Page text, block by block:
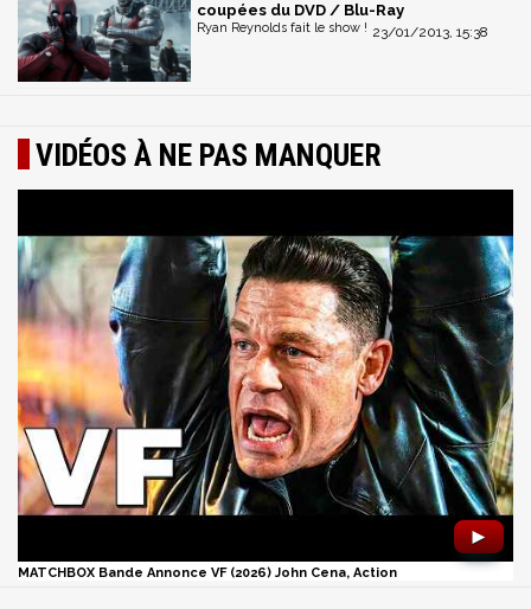
coupées du DVD / Blu-Ray
23/01/2013, 15:38
Ryan Reynolds fait le show !
VIDÉOS À NE PAS MANQUER
►
MATCHBOX Bande Annonce VF (2026) John Cena, Action